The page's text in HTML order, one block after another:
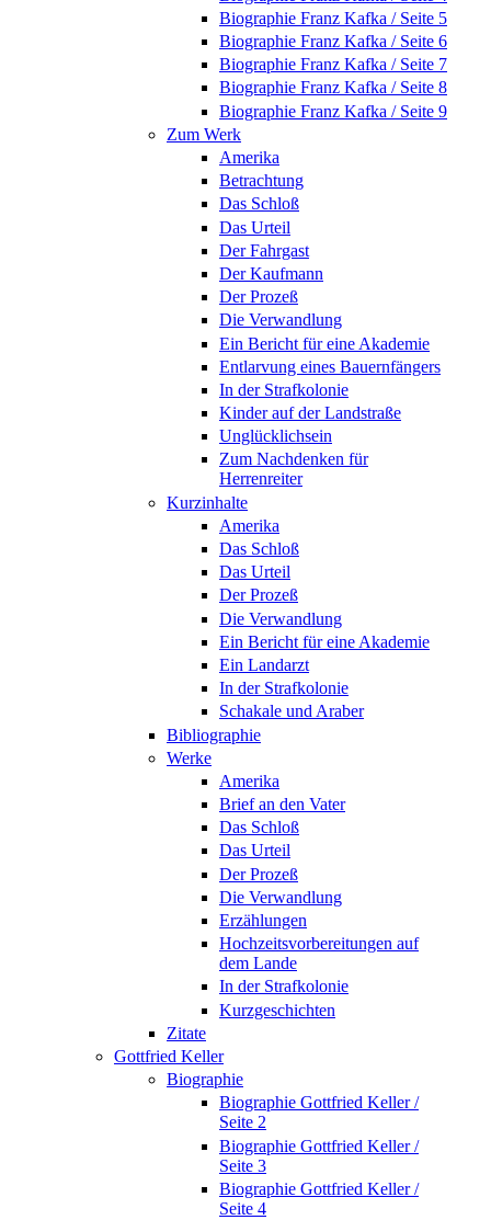
Biographie Franz Kafka / Seite 5
Biographie Franz Kafka / Seite 6
Biographie Franz Kafka / Seite 7
Biographie Franz Kafka / Seite 8
Biographie Franz Kafka / Seite 9
Zum Werk
Amerika
Betrachtung
Das Schloß
Das Urteil
Der Fahrgast
Der Kaufmann
Der Prozeß
Die Verwandlung
Ein Bericht für eine Akademie
Entlarvung eines Bauernfängers
In der Strafkolonie
Kinder auf der Landstraße
Unglücklichsein
Zum Nachdenken für
Herrenreiter
Kurzinhalte
Amerika
Das Schloß
Das Urteil
Der Prozeß
Die Verwandlung
Ein Bericht für eine Akademie
Ein Landarzt
In der Strafkolonie
Schakale und Araber
Bibliographie
Werke
Amerika
Brief an den Vater
Das Schloß
Das Urteil
Der Prozeß
Die Verwandlung
Erzählungen
Hochzeitsvorbereitungen auf
dem Lande
In der Strafkolonie
Kurzgeschichten
Zitate
Gottfried Keller
Biographie
Biographie Gottfried Keller /
Seite 2
Biographie Gottfried Keller /
Seite 3
Biographie Gottfried Keller /
Seite 4